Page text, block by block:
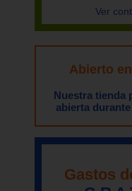
Ver
Abierto
Nuestra tienda
abierta
Gastos